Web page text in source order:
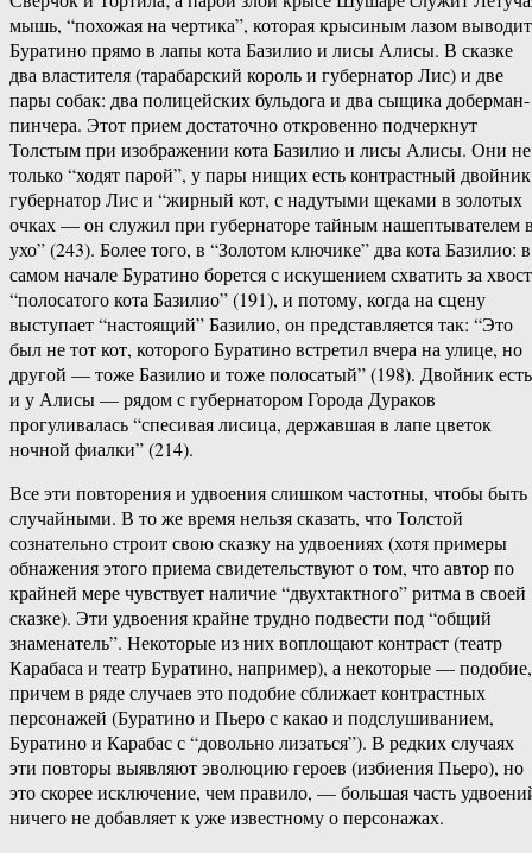
мышь, “похожая на чертика”, которая крысиным лазом выводит
Буратино прямо в лапы кота Базилио и лисы Алисы. В сказке
два властителя (тарабарский король и губернатор Лис) и две
пары собак: два полицейских бульдога и два сыщика доберман-
пинчера. Этот прием достаточно откровенно подчеркнут
Толстым при изображении кота Базилио и лисы Алисы. Они не
только “ходят парой”, у пары нищих есть контрастный
губернатор Лис и “жирный кот, с надутыми щеками в золотых
очках — он служил при губернаторе тайным нашептывателем
ухо” (243). Более того, в “Золотом ключике” два кота Базилио: в
самом начале Буратино борется с искушением схватить за хвост
“полосатого кота Базилио” (191), и потому, когда на сцену
выступает “настоящий” Базилио, он представляется так: “Это
был не тот кот, которого Буратино встретил вчера на улице, но
другой — тоже Базилио и тоже полосатый” (198). Двойник есть
и у Алисы — рядом с губернатором Города Дураков
прогуливалась “спесивая лисица, державшая в лапе цветок
ночной фиалки” (214).
Все эти повторения и удвоения слишком частотны, чтобы быть
случайными. В то же время нельзя сказать, что Толстой
сознательно строит свою сказку на удвоениях (хотя примеры
обнажения этого приема свидетельствуют о том, что автор по
крайней мере чувствует наличие “двухтактного” ритма в своей
сказке). Эти удвоения крайне трудно подвести под “общий
знаменатель”. Некоторые из них воплощают контраст (театр
Карабаса и театр Буратино, например), а некоторые — подобие,
причем в ряде случаев это подобие сближает контрастных
персонажей (Буратино и Пьеро с какао и подслушиванием,
Буратино и Карабас с “довольно лизаться”). В редких случаях
эти повторы выявляют эволюцию героев (избиения Пьеро), но
это скорее исключение, чем правило, — большая часть
ничего не добавляет к уже известному о персонажах.